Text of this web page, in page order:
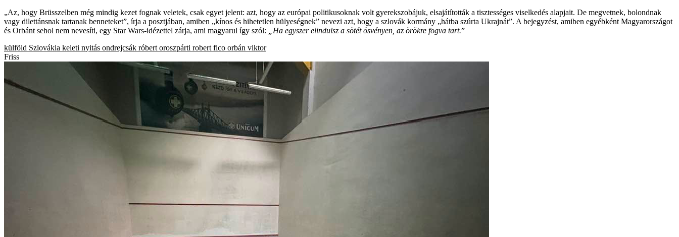
„Az, hogy Brüsszelben még mindig kezet fognak veletek, csak egyet jelent: azt, hogy az európai politikusoknak volt gyerekszobájuk, elsajátították a tisztességes viselkedés alapjait. De megvetnek, bolondnak
vagy dilettánsnak tartanak benneteket”, írja a posztjában, amiben „kínos és hihetetlen hülyeségnek” nevezi azt, hogy a szlovák kormány „hátba szúrta Ukrajnát”. A bejegyzést, amiben egyébként Magyarországot
és Orbánt sehol nem nevesíti, egy Star Wars-idézettel zárja, ami magyarul így szól:
„Ha egyszer elindulsz a sötét ösvényen, az örökre fogva tart.”
külföld Szlovákia keleti nyitás ondrejcsák róbert oroszpárti robert fico orbán viktor
Friss